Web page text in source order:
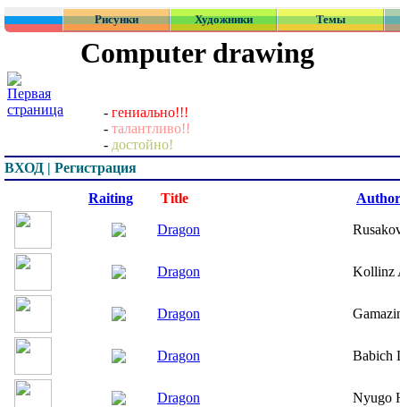
Рисунки Художники Темы
Computer drawing
- гениально!!!
- талантливо!!
- достойно!
ВХОД | Регистрация
Raiting Title Author
Dragon
Dragon Kollinz
Dragon
Dragon Babich
Dragon Nyugo